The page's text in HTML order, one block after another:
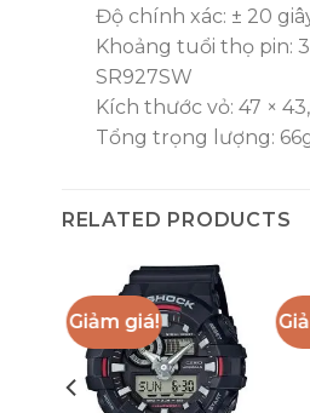
Độ chính xác: ± 20
Khoảng tuổi thọ pin:
SR927SW
Kích thước vỏ: 47 ×
Tổng trọng lượng:
RELATED PRODUCTS
Giảm giá!